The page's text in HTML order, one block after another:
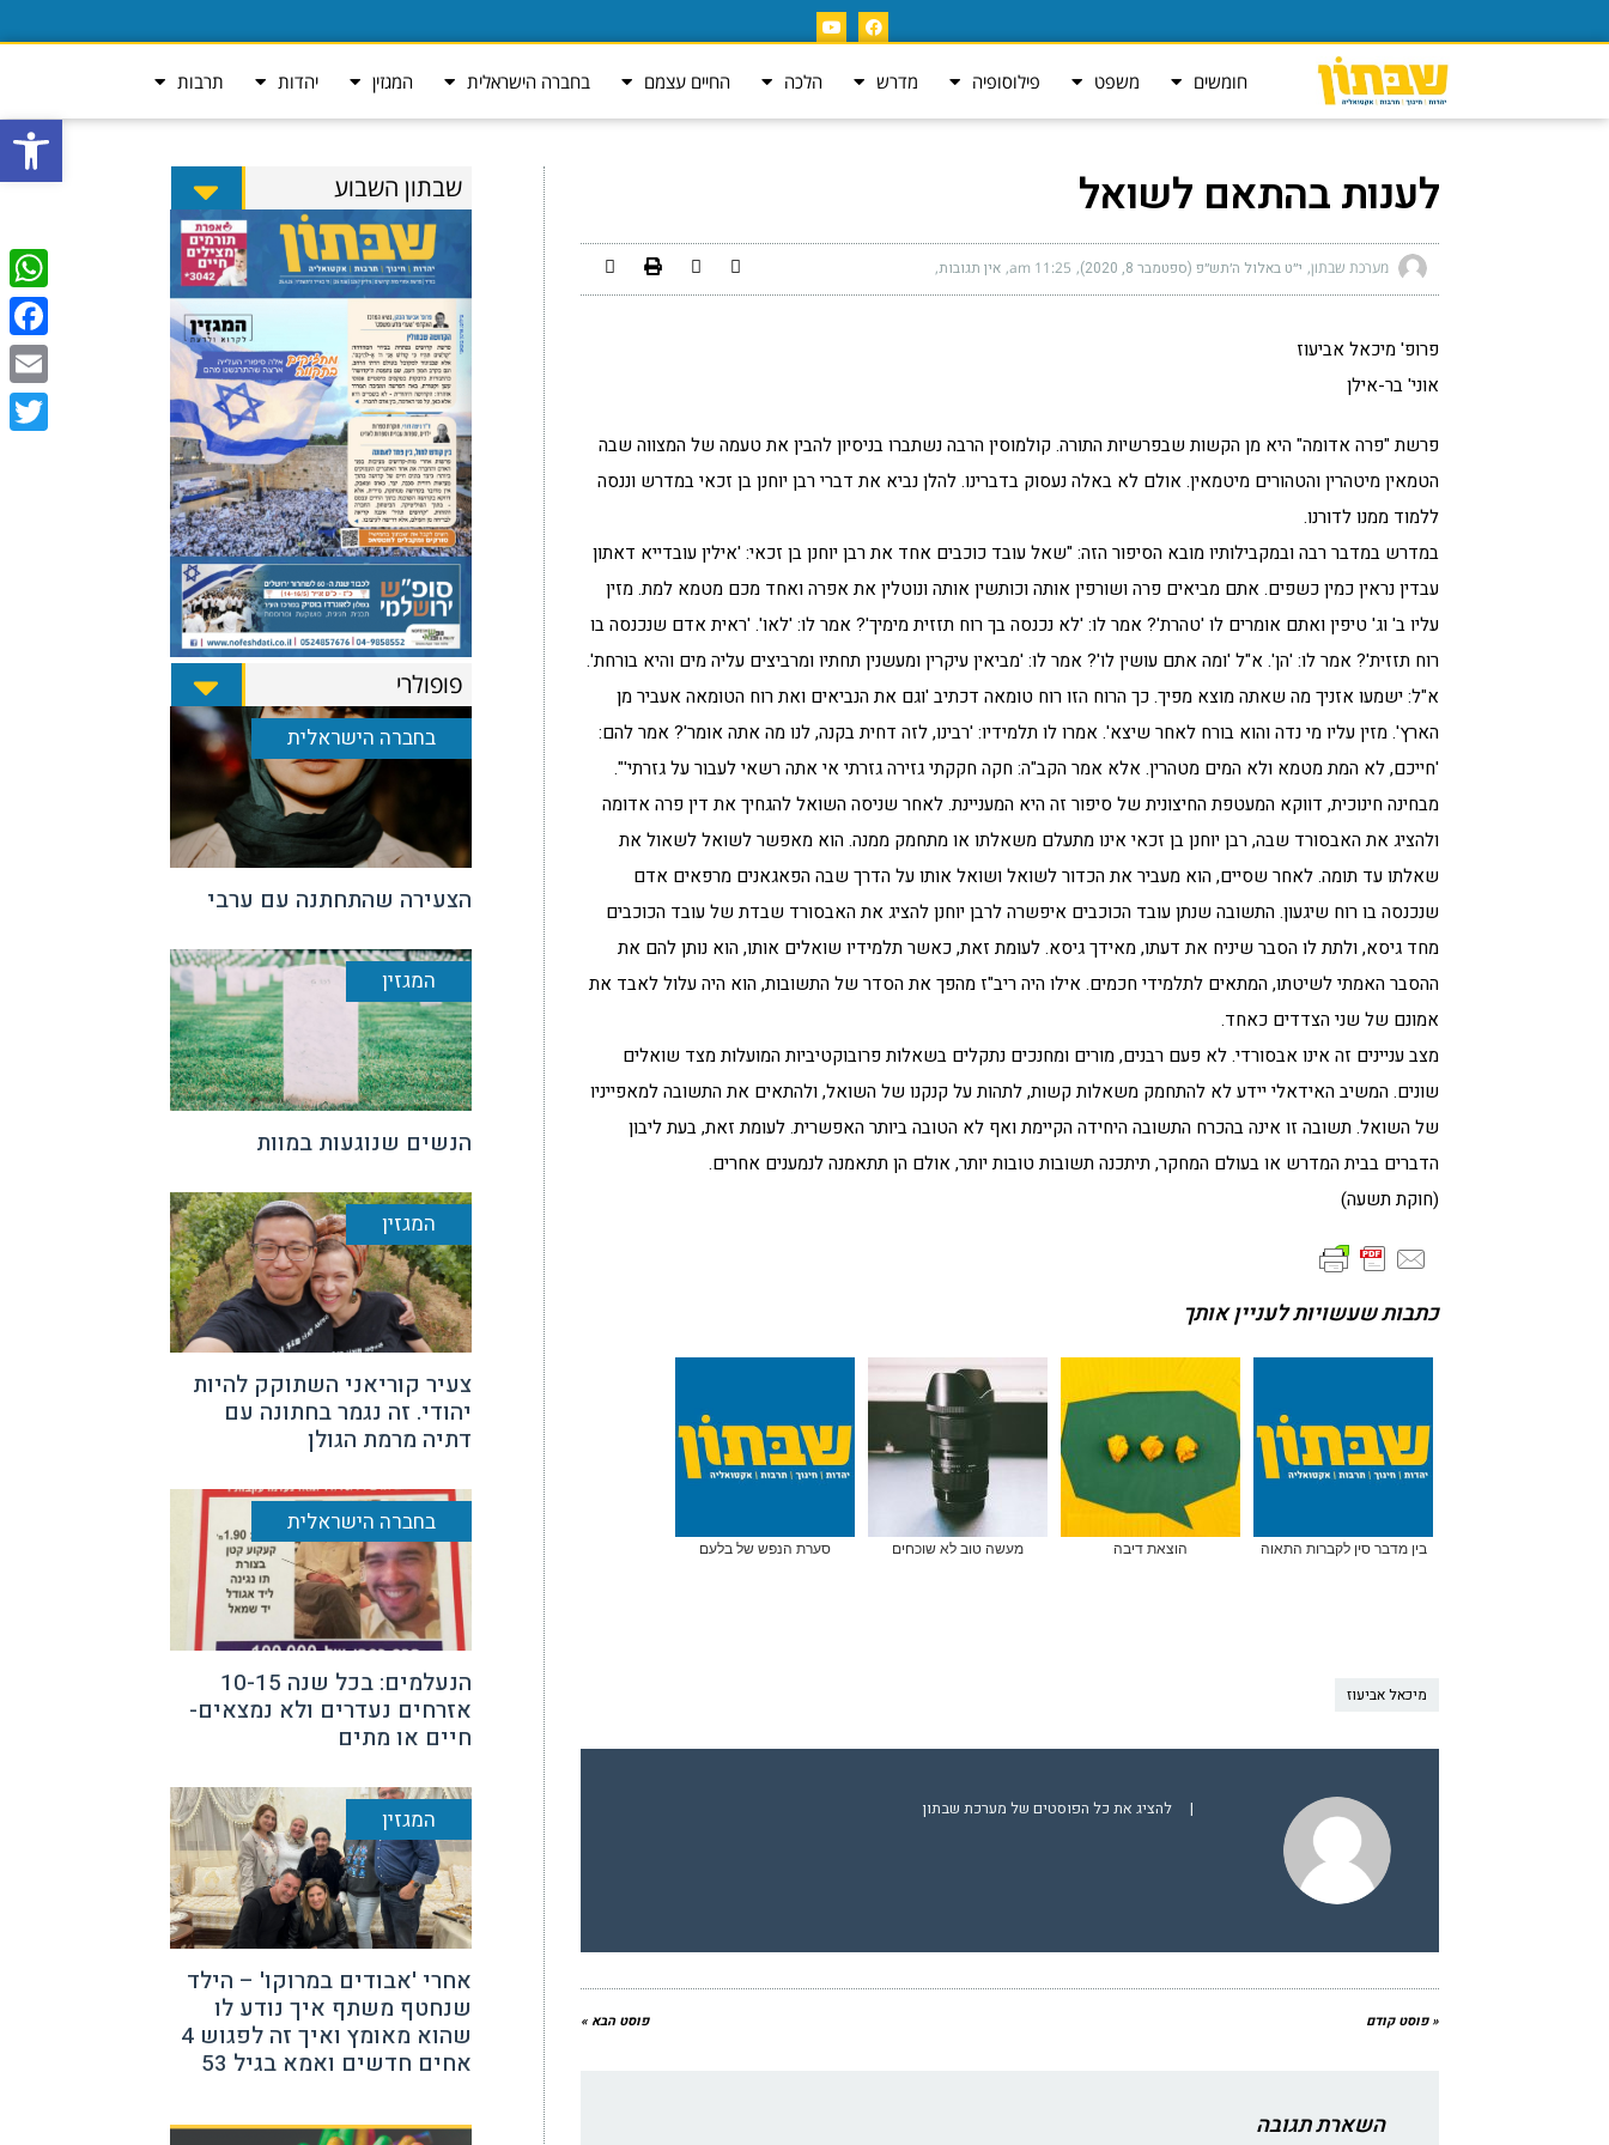
פתח
חומשים משפט פילוסופיה מדרש הלכה החיים עצמם בחברה הישראלית המגזין יהדות תרבות
לענות בהתאם לשואל
מערכת שבתון י״ט באלול ה׳תש״פ (ספטמבר 8, 2020) 11:25 am אין תגובות
פרופ' מיכאל אביעוז
אוני' בר-אילן
פרשת "פרה אדומה" היא מן הקשות שבפרשיות התורה. קולמוסין הרבה נשתברו בניסיון להבין את טעמה של המצווה שבה
הטמאין מיטהרין והטהורים מיטמאין. אולם לא באלה נעסוק בדברינו. להלן נביא את דברי רבן יוחנן בן זכאי במדרש וננסה
ללמוד ממנו לדורנו.
במדרש במדבר רבה ובמקבילותיו מובא הסיפור הזה: "שאל עובד כוכבים אחד את רבן יוחנן בן זכאי: 'אילין עובדייא דאתון
עבדין נראין כמין כשפים. אתם מביאים פרה ושורפין אותה וכותשין אותה ונוטלין את אפרה ואחד מכם מטמא למת. מזין
עליו ב' וג' טיפין ואתם אומרים לו 'טהרת'? אמר לו: 'לא נכנסה בך רוח תזזית מימיך'? אמר לו: 'לאו'. 'ראית אדם שנכנסה בו
רוח תזזית'? אמר לו: 'הן'. א"ל 'ומה אתם עושין לו'? אמר לו: 'מביאין עיקרין ומעשנין תחתיו ומרביצים עליה מים והיא בורחת'.
א"ל: ישמעו אזניך מה שאתה מוצא מפיך. כך הרוח הזו רוח טומאה דכתיב 'וגם את הנביאים ואת רוח הטומאה אעביר מן
הארץ'. מזין עליו מי נדה והוא בורח לאחר שיצא'. אמרו לו תלמידיו: 'רבינו, לזה דחית בקנה, לנו מה אתה אומר'? אמר להם:
'חייכם, לא המת מטמא ולא המים מטהרין. אלא אמר הקב"ה: חקה חקקתי גזירה גזרתי אי אתה רשאי לעבור על גזרתי'".
מבחינה חינוכית, דווקא המעטפת החיצונית של סיפור זה היא המעניינת. לאחר שניסה השואל להגחיך את דין פרה אדומה
ולהציג את האבסורד שבה, רבן יוחנן בן זכאי אינו מתעלם משאלתו או מתחמק ממנה. הוא מאפשר לשואל לשאול את
שאלתו עד תומה. לאחר שסיים, הוא מעביר את הכדור לשואל ושואל אותו על הדרך שבה הפאגאנים מרפאים אדם
שנכנסה בו רוח שיגעון. התשובה שנתן עובד הכוכבים איפשרה לרבן יוחנן להציג את האבסורד שבדת של עובד הכוכבים
מחד גיסא, ולתת לו הסבר שיניח את דעתו, מאידך גיסא. לעומת זאת, כאשר תלמידיו שואלים אותו, הוא נותן להם את
ההסבר האמתי לשיטתו, המתאים לתלמידי חכמים. אילו היה ריב"ז מהפך את הסדר של התשובות, הוא היה עלול לאבד את
אמונם של שני הצדדים כאחד.
מצב עניינים זה אינו אבסורדי. לא פעם רבנים, מורים ומחנכים נתקלים בשאלות פרובוקטיביות המועלות מצד שואלים
שונים. המשיב האידאלי יידע לא להתחמק משאלות קשות, לתהות על קנקנו של השואל, ולהתאים את התשובה למאפייניו
של השואל. תשובה זו אינה בהכרח התשובה היחידה הקיימת ואף לא הטובה ביותר האפשרית. לעומת זאת, בעת ליבון
הדברים בבית המדרש או בעולם המחקר, תיתכנה תשובות טובות יותר, אולם הן תתאמנה לנמענים אחרים.
(חוקת תשעה)
כתבות שעשויות לעניין אותך
בין מדבר סין לקברות התאוה הוצאת דיבה מעשה טוב לא שוכחים סערת הנפש של בלעם
מיכאל אביעוז
| להציג את כל הפוסטים של מערכת שבתון
« פוסט קודם פוסט הבא »
השארת תגובה
שבתון השבוע
פופולרי
בחברה הישראלית
הצעירה שהתחתנה עם ערבי
המגזין
הנשים שנוגעות במוות
המגזין
צעיר קוריאני השתוקק להיות
יהודי. זה נגמר בחתונה עם
דתיה מרמת הגולן
בחברה הישראלית
הנעלמים: בכל שנה 10-15
אזרחים נעדרים ולא נמצאים-
חיים או מתים
המגזין
אחרי 'אבודים במרוקו' – הילד
שנחטף משתף איך נודע לו
שהוא מאומץ ואיך זה לפגוש 4
אחים חדשים ואמא בגיל 53
Email